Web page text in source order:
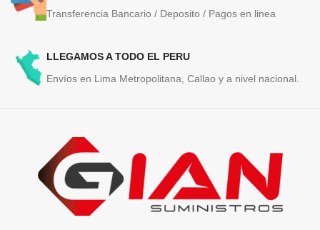
Transferencia Bancario / Deposito / Pagos en linea
LLEGAMOS A TODO EL PERU
Envíos en Lima Metropolitana, Callao y a nivel nacional.